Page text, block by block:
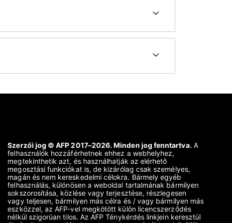
Szerzői jog © AFP 2017–2026. Minden jog fenntartva.A
felhasználók hozzáférhetnek ehhez a webhelyhez,
megtekinthetik azt, és használhatják az elérhető
megosztási funkciókat is, de kizárólag csak személyes,
magán és nem kereskedelmi célokra. Bármely egyéb
felhasználás, különösen a weboldal tartalmának bármilyen
sokszorosítása, közlése vagy terjesztése, részlegesen
vagy teljesen, bármilyen más célra és / vagy bármilyen más
eszközzel, az AFP-vel megkötött külön licencszerződés
nélkül szigorúan tilos. Az AFP Ténykérdés linkjein keresztül